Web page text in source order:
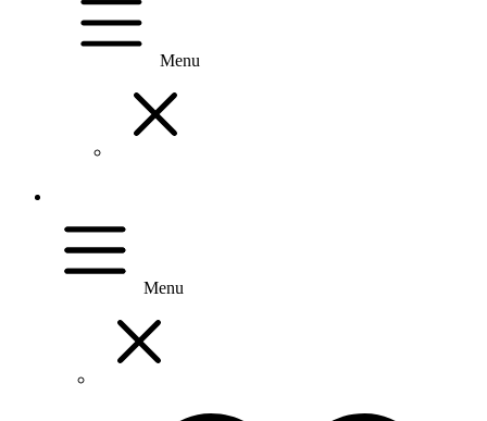
Menu
Menu